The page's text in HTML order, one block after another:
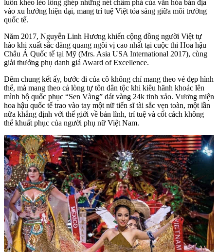
luôn khéo léo lồng ghép những nét chấm phá của văn hóa bản địa
vào xu hướng hiện đại, mang trí tuệ Việt tỏa sáng giữa môi trường
quốc tế.
​Năm 2017, Nguyễn Linh Hương khiến cộng đồng người Việt tự
hào khi xuất sắc đăng quang ngôi vị cao nhất tại cuộc thi Hoa hậu
Châu Á Quốc tế tại Mỹ (Mrs. Asia USA International 2017), cùng
giải thưởng phụ danh giá Award of Excellence.
​Đêm chung kết ấy, bước đi của cô không chỉ mang theo vẻ đẹp hình
thể, mà mang theo cả lòng tự tôn dân tộc khi kiêu hãnh khoác lên
mình bộ quốc phục “Sen Vàng” dát vàng 24k tinh xảo. Vương miện
hoa hậu quốc tế trao vào tay một nữ tiến sĩ tài sắc vẹn toàn, một lần
nữa khẳng định với thế giới về bản lĩnh, trí tuệ và cốt cách không
thể khuất phục của người phụ nữ Việt Nam.